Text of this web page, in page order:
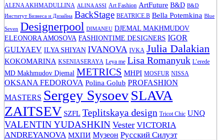
ALENA AKHMADULLINA ALINA ASSI Art Fashion ArtFuture B&D B&D
Институт Бизнеса и Дизайна BackStage BEATRICE.B Bella Potemkina Blue
Seven Designerpool DIMANEU DJEMAL MAKHMUDOV
ELEONORA AMOSOVA FASHIONTIME DESIGNERS IGOR
GULYAEV ILYA SHIYAN IVANOVA IVKA Julia Dalakian
KOKOMARINA KSENIASERAYA Leya me Lisa Romanyuk L’erede
MD Makhmudov Djemal METRICS MHPI MOSFUR NISSA
OKSANA FEDOROVA Polina Golub PROFASHION
MASTERS Sergey SysoevSLAVA
ZAITSEV SZFL Teplitskaya design Tricot Chic UNQ
VALENTIN YUDASHKIN Vester VICTORIA
ANDREYANOVA МХПИ Музеон Русский Силуэт